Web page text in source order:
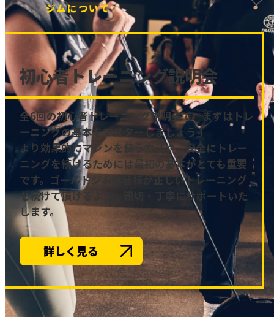
ジムについて
初心者トレーニング説明会
全6回の初心者トレーニング説明会で、まずはトレ
ーニングの基本をマスターしましょう！
より効果的にマシンを使う方法や、安全にトレー
ニングを続けるためには最初の基本がとても重要
です。ゴールドジムは皆様が正しいトレーニング
を続けて頂けるよう、親切・丁寧にサポートいた
します。
詳しく見る